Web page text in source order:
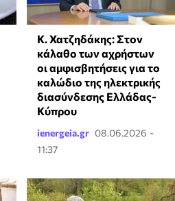
Κ. Χατζηδάκης: Στον
κάλαθο των αχρήστων
οι αμφισβητήσεις για το
καλώδιο της ηλεκτρικής
διασύνδεσης Ελλάδας-
Κύπρου
ienergeia.gr 08.06.2026 -
11:37